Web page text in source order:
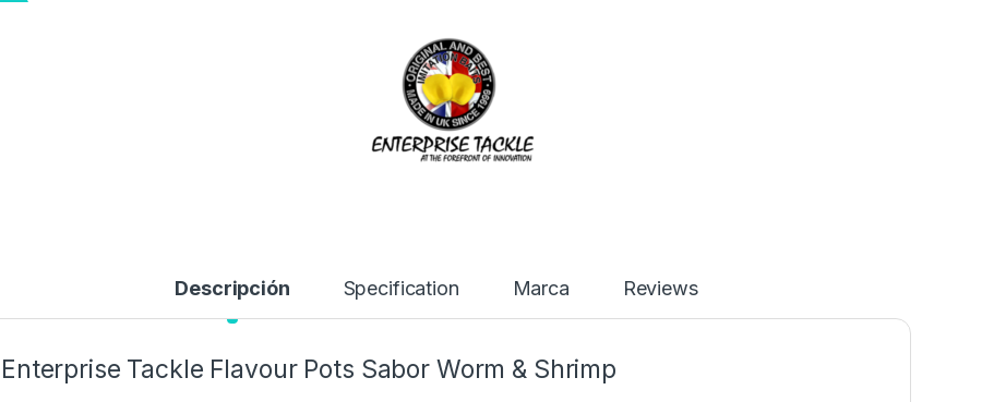
Descripción Specification Marca Reviews
Enterprise Tackle Flavour Pots Sabor Worm & Shrimp